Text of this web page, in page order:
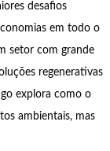
desafios
em todo o
setor com grande
regenerativas
explora como o
ambientais, mas